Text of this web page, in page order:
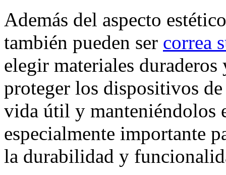
Además del aspecto
también pueden ser correa
elegir materiales duraderos
proteger los dispositivos
vida útil y manteniéndolos
especialmente importante
la durabilidad y